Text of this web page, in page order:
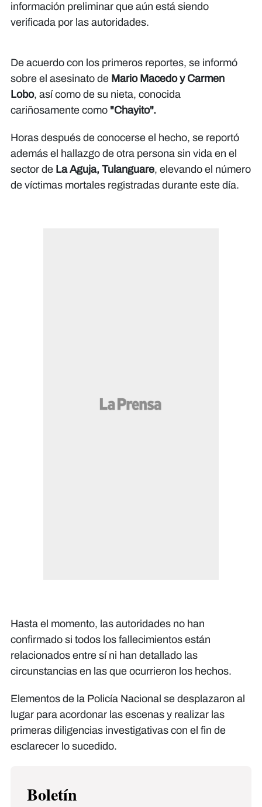
información preliminar que aún está siendo
verificada por las autoridades.
De acuerdo con los primeros reportes, se informó
sobre el asesinato de Mario Macedo y Carmen
Lobo, así como de su nieta, conocida
cariñosamente como "Chayito".
Horas después de conocerse el hecho, se reportó
además el hallazgo de otra persona sin vida en el
sector de La Aguja, Tulanguare, elevando el número
de víctimas mortales registradas durante este día.
Hasta el momento, las autoridades no han
confirmado si todos los fallecimientos están
relacionados entre sí ni han detallado las
circunstancias en las que ocurrieron los hechos.
Elementos de la Policía Nacional se desplazaron al
lugar para acordonar las escenas y realizar las
primeras diligencias investigativas con el fin de
esclarecer lo sucedido.
Boletín